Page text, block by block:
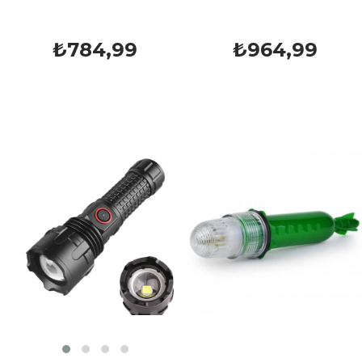
₺784,99 ₺964,99